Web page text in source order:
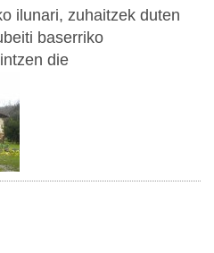
ilunari, zuhaitzek duten
baserriko
die